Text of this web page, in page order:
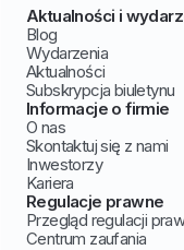
Aktualności i
Blog
Wydarzenia
Aktualności
Subskrypcja biuletynu
Informacje o firmie
O nas
Skontaktuj się z nami
Inwestorzy
Kariera
Regulacje prawne
Przegląd regulacji
Centrum zaufania